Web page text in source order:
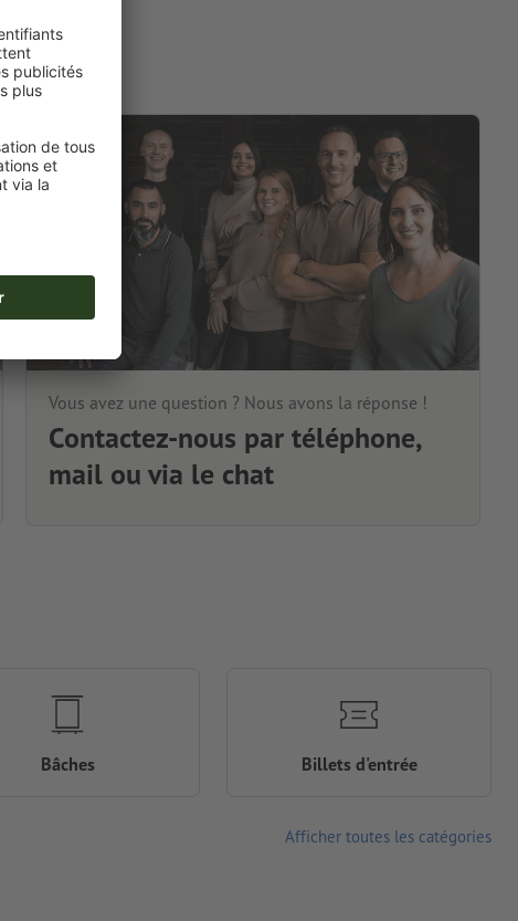
Vous avez une question ? Nous avons la réponse !
Contactez-nous par téléphone,
mail ou via le chat
Bâches Billets d'entrée
Afficher toutes les catégories